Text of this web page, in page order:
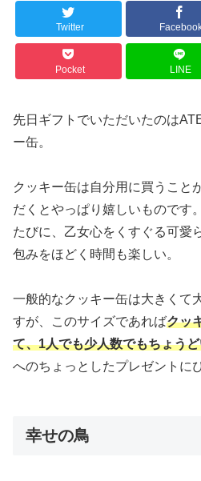
Twitter
Pocket LINE
先日ギフトでいただいたのは
ー缶。
クッキー缶は自分用に買うこと
だくとやっぱり嬉しいものです
たびに、乙女心をくすぐる可愛
包みをほどく時間も楽しい。
一般的なクッキー缶は大きくて
すが、このサイズであればクッ
て、1人でも少人数でもちょう
へのちょっとしたプレゼントに
幸せの鳥